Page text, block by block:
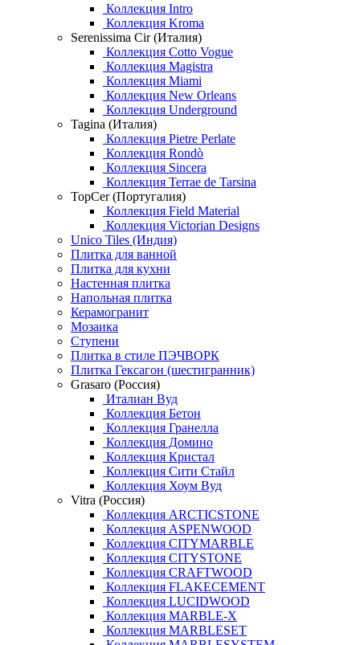
Коллекция Intro
Коллекция Kroma
Serenissima Cir (Италия)
Коллекция Cotto Vogue
Коллекция Magistra
Коллекция Miami
Коллекция New Orleans
Коллекция Underground
Tagina (Италия)
Коллекция Pietre Perlate
Коллекция Rondò
Коллекция Sincera
Коллекция Terrae de Tarsina
TopCer (Португалия)
Коллекция Field Material
Коллекция Victorian Designs
Unico Tiles (Индия)
Плитка для ванной
Плитка для кухни
Настенная плитка
Напольная плитка
Керамогранит
Мозаика
Ступени
Плитка в стиле ПЭЧВОРК
Плитка Гексагон (шестигранник)
Grasaro (Россия)
Италиан Вуд
Коллекция Бетон
Коллекция Гранелла
Коллекция Домино
Коллекция Кристал
Коллекция Сити Стайл
Коллекция Хоум Вуд
Vitra (Россия)
Коллекция ARCTICSTONE
Коллекция ASPENWOOD
Коллекция CITYMARBLE
Коллекция CITYSTONE
Коллекция CRAFTWOOD
Коллекция FLAKECEMENT
Коллекция LUCIDWOOD
Коллекция MARBLE-X
Коллекция MARBLESET